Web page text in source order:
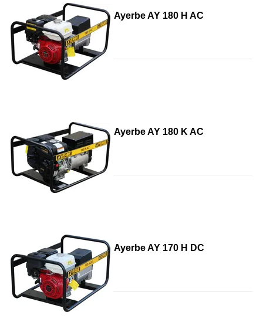
Ayerbe AY 180 H AC
Ayerbe AY 180 K AC
Ayerbe AY 170 H DC